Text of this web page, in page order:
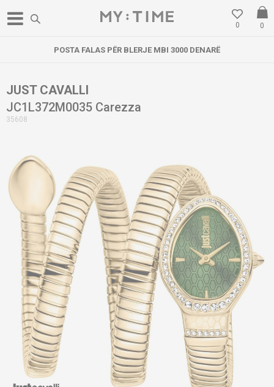
0
0
POSTA FALAS PËR BLERJE MBI 3000 DENARË
JUST CAVALLI
JC1L372M0035 Carezza
35608